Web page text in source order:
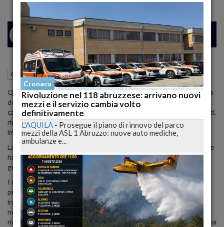
MILANO 25 31
Cronaca Sulmona (AQ) 06 Giugno 2024 13:25
Questa mattina, i carabinieri forestali di Sulmona, insieme al nucleo
del CITES di Pescara, hanno fatto una sconcertante scoperta nel
canile comunale di Noce Mattei: cento scatole di medicinali scaduti,
rinvenuti all'interno di un armadio. I farmaci sono stati
immediatamente posti sotto sequestro.
La procura della Repubblica di Sulmona è stata informata del caso e
ha aperto un fascicolo contro ignoti, con l'ipotesi di reato di
gestione non autorizzata di rifiuti.
I medicinali scaduti devono essere smaltiti secondo le procedure
previste dalla legge, e le autorità forestali stanno continuando le
indagini per identificare i responsabili di questa grave violazione. È
necessario stabilire se l'accumulo dei farmaci scaduti è
riconducibile al Comune di Sulmona, proprietario della struttura, o ai
Cronaca
Rivoluzione nel 118 abruzzese: arrivano nuovi
mezzi e il servizio cambia volto
definitivamente
L'AQUILA - Prosegue il piano di rinnovo del parco
mezzi della ASL 1 Abruzzo: nuove auto mediche,
ambulanze e...